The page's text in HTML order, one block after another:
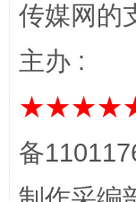
完善运行
传媒网的
主办 :
备